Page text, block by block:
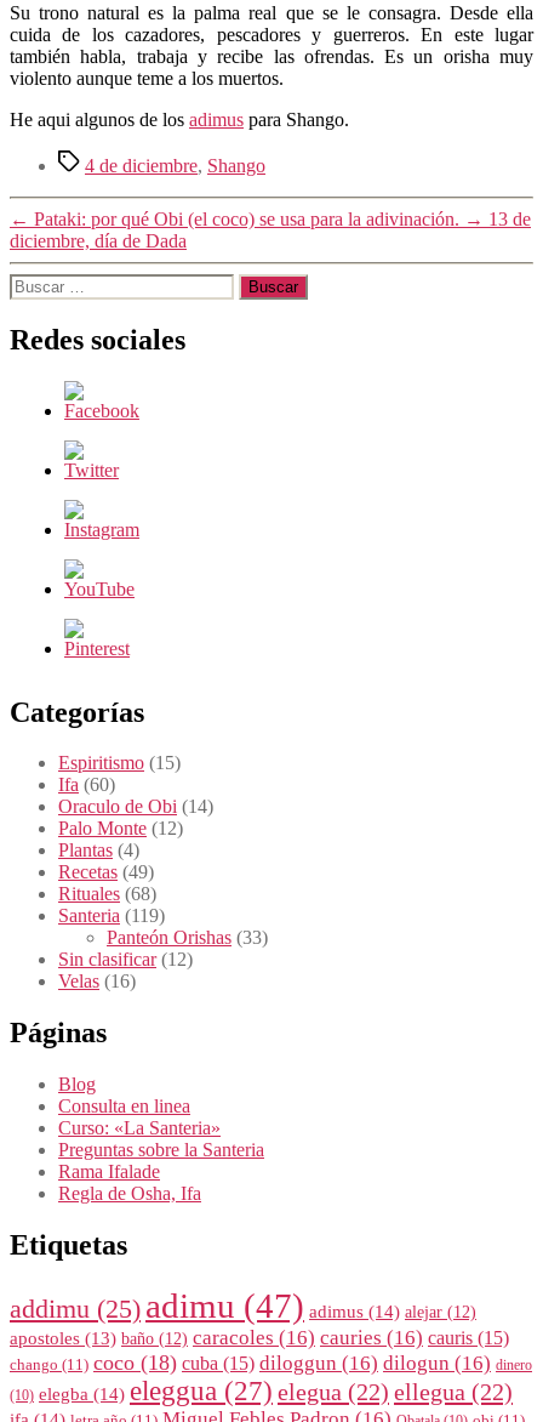
Su trono natural es la palma real que se le consagra. Desde ella
cuida de los cazadores, pescadores y guerreros. En este lugar
también habla, trabaja y recibe las ofrendas. Es un orisha muy
violento aunque teme a los muertos.
He aqui algunos de los adimus para Shango.
Etiquetas
4 de diciembre, Shango
← Pataki: por qué Obi (el coco) se usa para la adivinación. → 13 de
diciembre, día de Dada
Buscar:
Redes sociales
Categorías
Espiritismo (15)
Ifa (60)
Oraculo de Obi (14)
Palo Monte (12)
Plantas (4)
Recetas (49)
Rituales (68)
Santeria (119)
Panteón Orishas (33)
Sin clasificar(12)
Velas (16)
Páginas
Blog
Consulta en linea
Curso: «La Santeria»
Preguntas sobre la Santeria
Rama Ifalade
Regla de Osha, Ifa
Etiquetas
addimu (25) adimu (47) adimus (14) alejar (12)
apostoles (13) baño (12) caracoles (16) cauries (16) cauris (15)
chango (11) coco (18) cuba (15) diloggun (16) dilogun (16) dinero
(10) elegba (14) eleggua (27) elegua (22) ellegua (22)